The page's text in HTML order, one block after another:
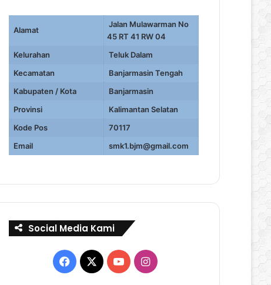
Alamat
Jalan Mulawarman No
45 RT 41 RW 04
Kelurahan
Teluk Dalam
Kecamatan
Banjarmasin Tengah
Kabupaten / Kota
Banjarmasin
Provinsi
Kalimantan Selatan
Kode Pos
70117
Email
smk1.bjm@gmail.com
Social Media Kami
Facebook
X YouTubeInstagram